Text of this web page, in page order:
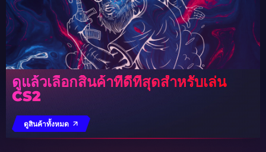
ดูแล้วเลือกสินค้าที่ดีที่สุดสำหรับเล่น
CS2
ดูสินค้าทั้งหมด